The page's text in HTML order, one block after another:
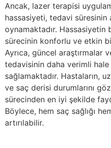
Ancak, lazer terapisi
hassasiyeti, tedavi
oynamaktadır. Hassasiyetin
sürecinin konforlu ve etkin
Ayrıca, güncel araştırmalar
tedavisinin daha verimli hale
sağlamaktadır. Hastaların,
ve saç derisi durumlarını
sürecinden en iyi şekilde
Böylece, hem saç sağlığı
artırılabilir.